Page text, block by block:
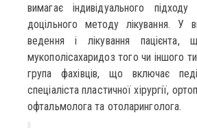
вимагає індивідуального
доцільного методу лікування. У
ведення і лікування
мукополісахаридоз того чи іншого
група фахівців, що включає
спеціаліста пластичної хірургії,
офтальмолога та отоларинголога.